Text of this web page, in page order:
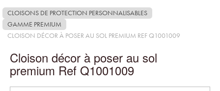
CLOISONS DE PROTECTION PERSONNALISABLES
GAMME PREMIUM
CLOISON DÉCOR À POSER AU SOL PREMIUM REF Q1001009
Cloison décor à poser au sol
premium Ref Q1001009